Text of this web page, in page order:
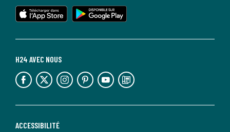
ACCESSIBILITÉ
H24 AVEC NOUS
lien vers l'espace réseaux sociaux lien vers l'espace réseaux sociaux lien vers l'espace réseaux sociaux lien vers l'espace réseaux sociaux lien vers l'espace réseaux sociaux lien vers le blog la redoute
lien vers l'app store
lien vers google play